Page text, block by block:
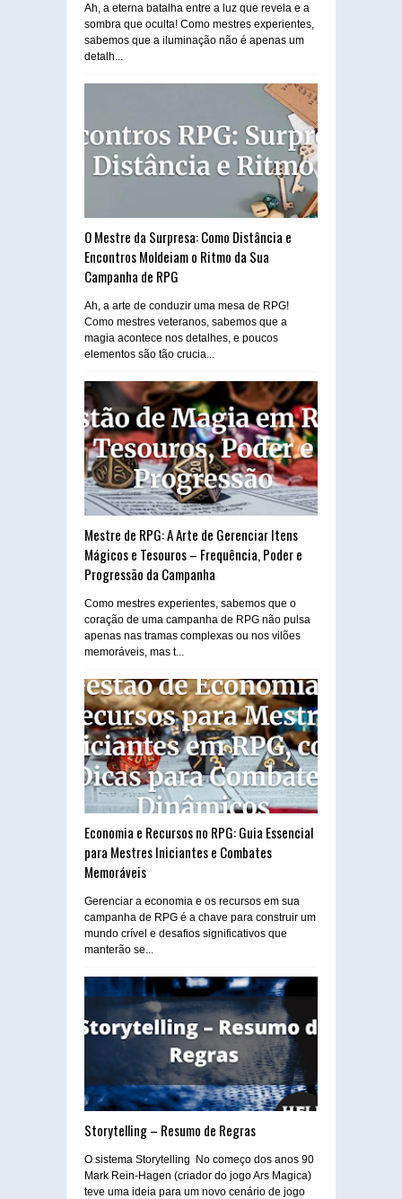
Ah, a eterna batalha entre a luz que revela e a
sombra que oculta! Como mestres experientes,
sabemos que a iluminação não é apenas um
detalh...
O Mestre da Surpresa: Como Distância e
Encontros Moldeiam o Ritmo da Sua
Campanha de RPG
Ah, a arte de conduzir uma mesa de RPG!
Como mestres veteranos, sabemos que a
magia acontece nos detalhes, e poucos
elementos são tão crucia...
Mestre de RPG: A Arte de Gerenciar Itens
Mágicos e Tesouros – Frequência, Poder e
Progressão da Campanha
Como mestres experientes, sabemos que o
coração de uma campanha de RPG não pulsa
apenas nas tramas complexas ou nos vilões
memoráveis, mas t...
Economia e Recursos no RPG: Guia Essencial
para Mestres Iniciantes e Combates
Memoráveis
Gerenciar a economia e os recursos em sua
campanha de RPG é a chave para construir um
mundo crível e desafios significativos que
manterão se...
Storytelling – Resumo de Regras
O sistema Storytelling No começo dos anos 90
Mark Rein-Hagen (criador do jogo Ars Magica)
teve uma ideia para um novo cenário de jogo